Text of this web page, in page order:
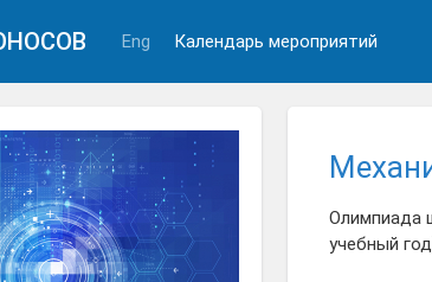
Eng Календарь мероприятий
Олимпиада
учебный